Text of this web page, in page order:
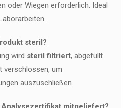
oder Wiegen erforderlich. Ideal
steril?
wird steril filtriert, abgefüllt
verschlossen, um
auszuschließen.